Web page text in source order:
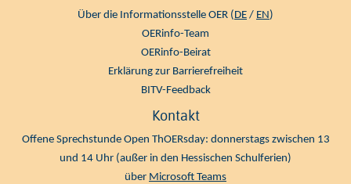
Über die Informationsstelle OER ( DE / EN )
OERinfo-Team
OERinfo-Beirat
Erklärung zur Barrierefreiheit
BITV-Feedback
Kontakt
Offene Sprechstunde Open ThOERsday: donnerstags zwischen 13
und 14 Uhr (außer in den Hessischen Schulferien)
über Microsoft Teams